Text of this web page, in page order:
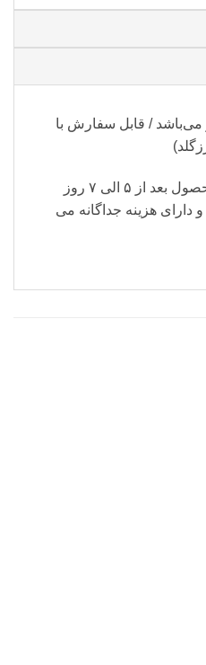
طلای ۱۸ عیار می‌باشد / قابل سفارش با
در صورت نیاز به آبکاری محصول بعد از ۵ الی ۷ روز
هزینه جداگانه می